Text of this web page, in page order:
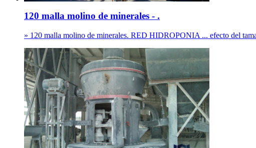
120 malla molino de minerales - .
» 120 malla molino de minerales. RED HIDROPONIA ... efecto del